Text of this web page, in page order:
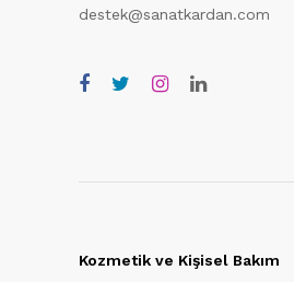
destek@sanatkardan.com
Kozmetik ve Kişisel Bakım